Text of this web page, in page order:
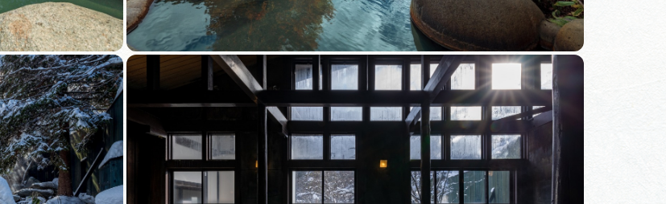
動画ライブラリー お問い合わせ
運営組織 広告掲載 サイトポリシー